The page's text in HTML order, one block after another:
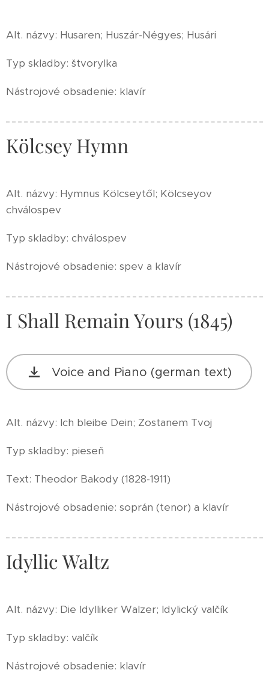
Alt. názvy: Husaren; Huszár-Négyes; Husári
Typ skladby: štvorylka
Nástrojové obsadenie: klavír
Kölcsey Hymn
Alt. názvy: Hymnus Kölcseytől; Kölcseyov
chválospev
Typ skladby: chválospev
Nástrojové obsadenie: spev a klavír
I Shall Remain Yours (1845)
Voice and Piano (german text)
Alt. názvy: Ich bleibe Dein; Zostanem Tvoj
Typ skladby: pieseň
Text: Theodor Bakody (1828-1911)
Nástrojové obsadenie: soprán (tenor) a klavír
Idyllic Waltz
Alt. názvy: Die Idylliker Walzer; Idylický valčík
Typ skladby: valčík
Nástrojové obsadenie: klavír